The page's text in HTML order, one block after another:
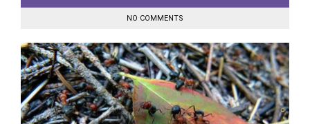
NO COMMENTS